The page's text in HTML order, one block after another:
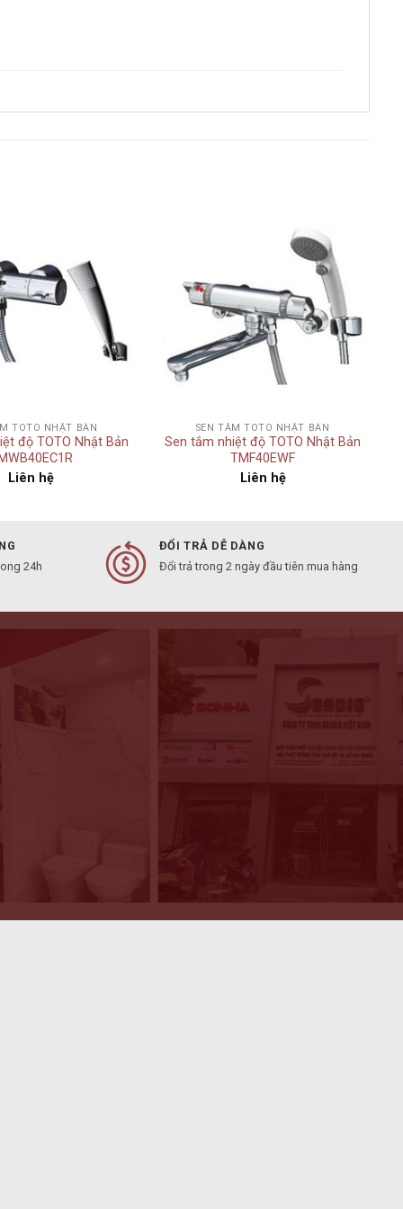
wishlist
TOTO NHẬT BẢN
độ TOTO Nhật Bản
Liên hệ
Add to
wishlist
SEN TẮM TOTO NHẬT BẢN
Sen tắm nhiệt độ TOTO Nhật Bản
TMF40EWF
Liên hệ
24h
ĐỔI TRẢ DỄ DÀNG
Đổi trả trong 2 ngày đầu tiên mua hàng